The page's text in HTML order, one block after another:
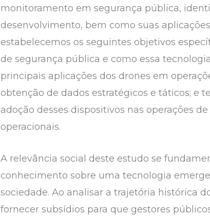
monitoramento em segurança pública,
desenvolvimento, bem como suas
estabelecemos os seguintes objetivos
de segurança pública e como essa
principais aplicações dos drones em
obtenção de dados estratégicos e táticos; e
adoção desses dispositivos nas operações
operacionais.
A relevância social deste estudo se
conhecimento sobre uma tecnologia
sociedade. Ao analisar a trajetória histórica
fornecer subsídios para que gestores